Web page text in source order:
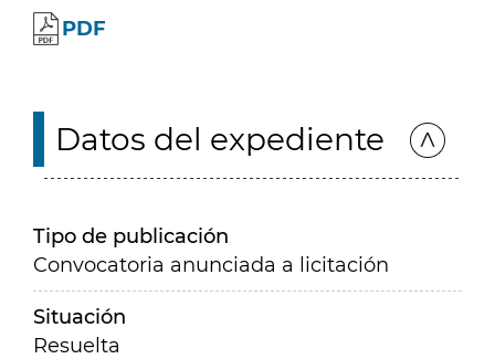
PDF
Datos del expediente
Tipo de publicación
Convocatoria anunciada a licitación
Situación
Resuelta